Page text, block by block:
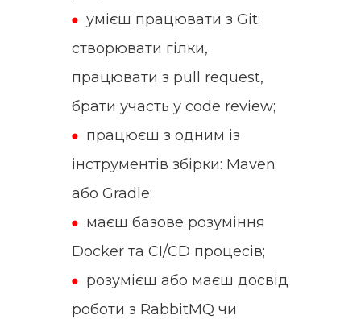
умієш працювати з Git:
створювати гілки,
працювати з pull request,
брати участь у code review;
працюєш з одним із
інструментів збірки: Maven
або Gradle;
маєш базове розуміння
Docker та CI/CD процесів;
розумієш або маєш досвід
роботи з RabbitMQ чи